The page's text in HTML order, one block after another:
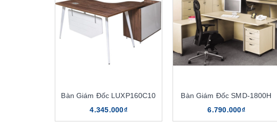
Bàn Giám Đốc LUXP160C10
4.345.000₫
Bàn Giám Đốc SMD-1800H
6.790.000₫